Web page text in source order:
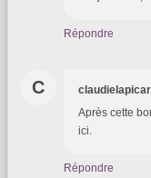
Répondre
C
Après cette
ici.
Répondre